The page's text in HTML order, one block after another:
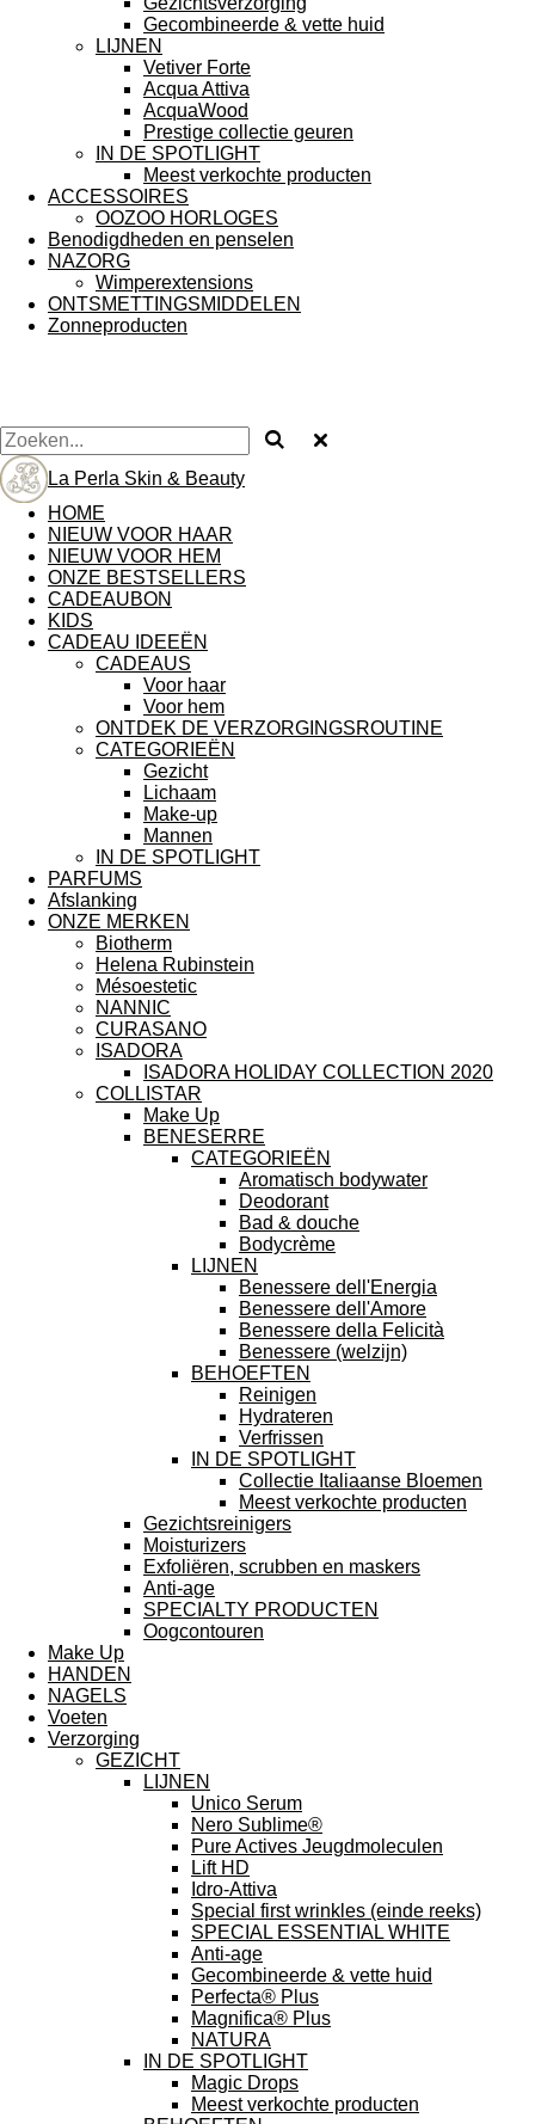
Gecombineerde & vette huid
LIJNEN
Vetiver Forte
Acqua Attiva
AcquaWood
Prestige collectie geuren
IN DE SPOTLIGHT
Meest verkochte producten
ACCESSOIRES
OOZOO HORLOGES
Benodigdheden en penselen
NAZORG
Wimperextensions
ONTSMETTINGSMIDDELEN
Zonneproducten
La Perla Skin & Beauty
HOME
NIEUW VOOR HAAR
NIEUW VOOR HEM
ONZE BESTSELLERS
CADEAUBON
KIDS
CADEAU IDEEËN
CADEAUS
Voor haar
Voor hem
ONTDEK DE VERZORGINGSROUTINE
CATEGORIEËN
Gezicht
Lichaam
Make-up
Mannen
IN DE SPOTLIGHT
PARFUMS
Afslanking
ONZE MERKEN
Biotherm
Helena Rubinstein
Mésoestetic
NANNIC
CURASANO
ISADORA
ISADORA HOLIDAY COLLECTION 2020
COLLISTAR
Make Up
BENESERRE
CATEGORIEËN
Aromatisch bodywater
Deodorant
Bad & douche
Bodycrème
LIJNEN
Benessere dell'Energia
Benessere dell'Amore
Benessere della Felicità
Benessere (welzijn)
BEHOEFTEN
Reinigen
Hydrateren
Verfrissen
IN DE SPOTLIGHT
Collectie Italiaanse Bloemen
Meest verkochte producten
Gezichtsreinigers
Moisturizers
Exfoliëren, scrubben en maskers
Anti-age
SPECIALTY PRODUCTEN
Oogcontouren
Make Up
HANDEN
NAGELS
Voeten
Verzorging
GEZICHT
LIJNEN
Unico Serum
Nero Sublime®
Pure Actives Jeugdmoleculen
Lift HD
Idro-Attiva
Special first wrinkles (einde reeks)
SPECIAL ESSENTIAL WHITE
Anti-age
Gecombineerde & vette huid
Perfecta® Plus
Magnifica® Plus
NATURA
IN DE SPOTLIGHT
Magic Drops
Meest verkochte producten